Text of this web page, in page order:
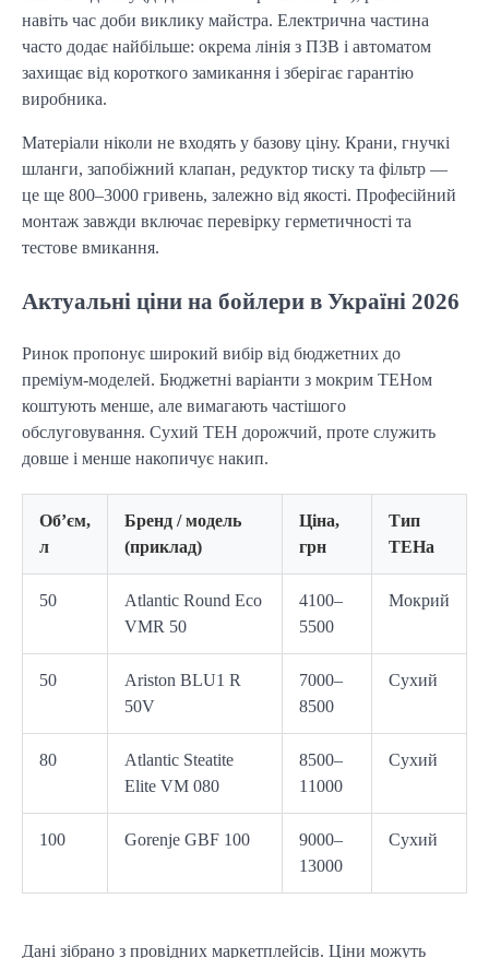
навіть час доби виклику майстра. Електрична частина
часто додає найбільше: окрема лінія з ПЗВ і автоматом
захищає від короткого замикання і зберігає гарантію
виробника.
Матеріали ніколи не входять у базову ціну. Крани, гнучкі
шланги, запобіжний клапан, редуктор тиску та фільтр —
це ще 800–3000 гривень, залежно від якості. Професійний
монтаж завжди включає перевірку герметичності та
тестове вмикання.
Актуальні ціни на бойлери в Україні 2026
Ринок пропонує широкий вибір від бюджетних до
преміум-моделей. Бюджетні варіанти з мокрим ТЕНом
коштують менше, але вимагають частішого
обслуговування. Сухий ТЕН дорожчий, проте служить
довше і менше накопичує накип.
Об’єм,
л
Бренд / модель
(приклад)
Ціна,
грн
Тип
ТЕНа
50
Atlantic Round Eco
VMR 50
4100–
5500
Мокрий
50
Ariston BLU1 R
50V
7000–
8500
Сухий
80
Atlantic Steatite
Elite VM 080
8500–
11000
Сухий
100 Gorenje GBF 100
9000–
13000
Сухий
Дані зібрано з провідних маркетплейсів. Ціни можуть